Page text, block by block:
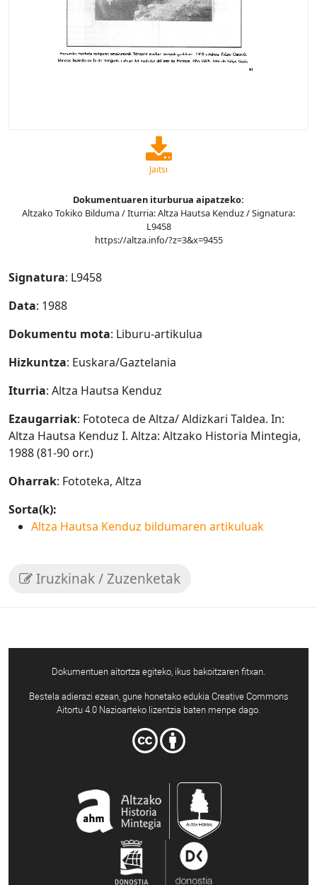
Jaitsi
Dokumentuaren iturburua aipatzeko:
Altzako Tokiko Bilduma / Iturria: Altza Hautsa Kenduz / Signatura:
L9458
https://altza.info/?z=3&x=9455
Signatura: L9458
Data: 1988
Dokumentu mota: Liburu-artikulua
Hizkuntza: Euskara/Gaztelania
Iturria: Altza Hautsa Kenduz
Ezaugarriak: Fototeca de Altza/ Aldizkari Taldea. In:
Altza Hautsa Kenduz I. Altza: Altzako Historia Mintegia,
1988 (81-90 orr.)
Oharrak: Fototeka, Altza
Sorta(k):
Altza Hautsa Kenduz bildumaren artikuluak
Iruzkinak / Zuzenketak
Dokumentuen aitortza egiteko, ikus bakoitzaren fitxan.
Bestela adierazi ezean, gune honetako edukia Creative Commons
Aitortu 4.0 Nazioarteko lizentzia baten menpe dago.